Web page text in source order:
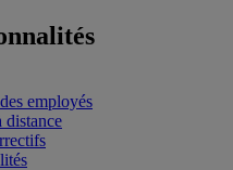
employés
distance